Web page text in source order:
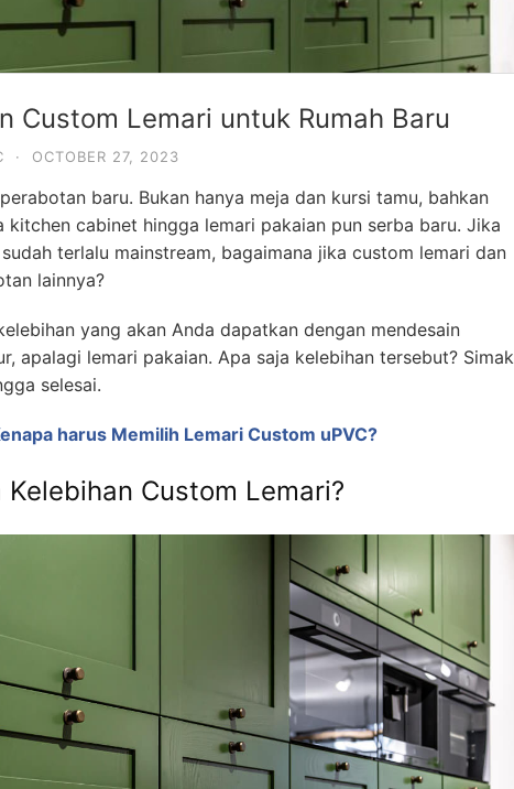
Custom Lemari untuk Rumah Baru
· OCTOBER 27, 2023
baru. Bukan hanya meja dan kursi tamu, bahkan
kitchen cabinet hingga lemari pakaian pun serba baru. Jika
terlalu mainstream, bagaimana jika custom lemari dan
lainnya?
yang akan Anda dapatkan dengan mendesain
apalagi lemari pakaian. Apa saja kelebihan tersebut? Simak
selesai.
harus Memilih Lemari Custom uPVC?
Kelebihan Custom Lemari?